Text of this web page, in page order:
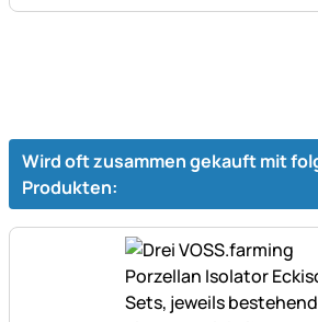
Wird oft zusammen gekauft mit
Produkten: